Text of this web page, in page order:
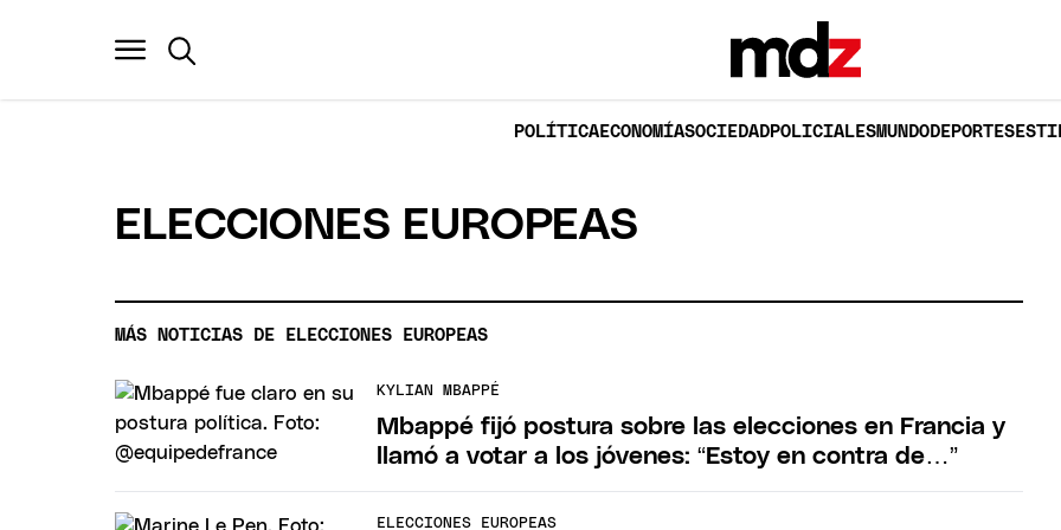
POLÍTICAECONOMÍASOCIEDADPOLICIALESMUNDODEPORTES
ELECCIONES EUROPEAS
MÁS NOTICIAS DE ELECCIONES EUROPEAS
KYLIAN MBAPPÉ
Mbappé fijó postura sobre las elecciones en Francia y
llamó a votar a los jóvenes: “Estoy en contra de…”
ELECCIONES EUROPEAS